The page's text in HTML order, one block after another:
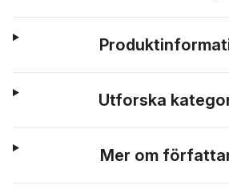
Utforska
Mer om